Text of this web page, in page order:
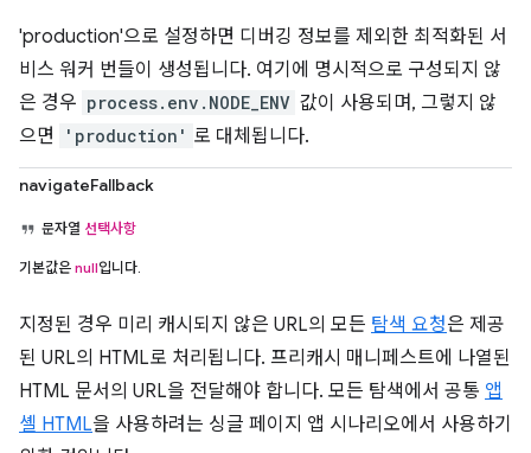
'production'으로 설정하면 디버깅 정보를 제외한 최적화된 서
비스 워커 번들이 생성됩니다. 여기에 명시적으로 구성되지 않
은 경우 process.env.NODE_ENV 값이 사용되며, 그렇지 않
으면
'production' 로 대체됩니다.
navigateFallback
문자열 선택사항
기본값은 null입니다.
지정된 경우 미리 캐시되지 않은 URL의 모든 탐색 요청은 제공
된 URL의 HTML로 처리됩니다. 프리캐시 매니페스트에 나열된
HTML 문서의 URL을 전달해야 합니다. 모든 탐색에서 공통 앱
셸 HTML을 사용하려는 싱글 페이지 앱 시나리오에서 사용하기